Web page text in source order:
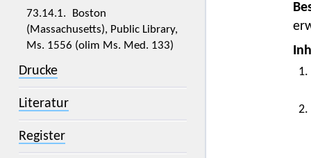
73.14.1. Boston
(Massachusetts), Public Library,
Ms. 1556 (olim Ms. Med. 133)
Drucke
Literatur
Register
1.
2.